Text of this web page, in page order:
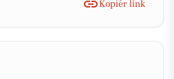
Kopiér link